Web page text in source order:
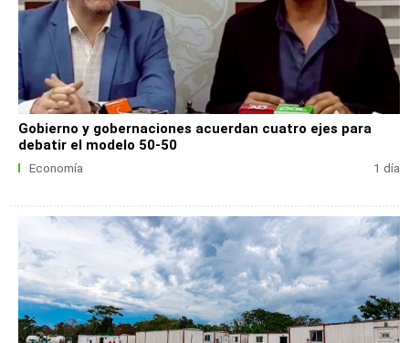
Gobierno y gobernaciones acuerdan cuatro ejes para
debatir el modelo 50-50
Economía 1 día